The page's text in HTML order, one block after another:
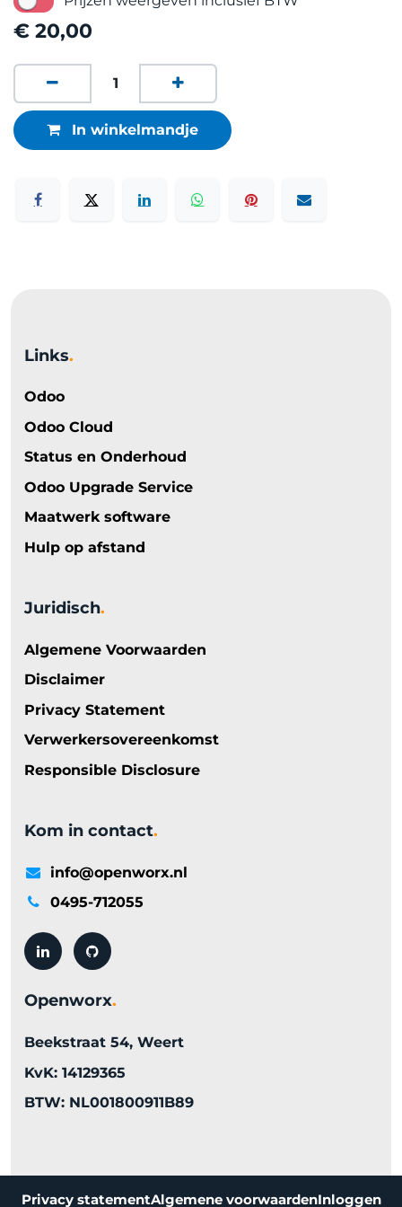
€ 20,00
In winkelmandje
Links.
Odoo
Odoo Cloud
Status en Onderhoud
Odoo Upgrade Service
Maatwerk software
Hulp op afstand
Juridisch.
Algemene Voorwaarden
Disclaimer
Privacy Statement
Verwerkersovereenkomst
Responsible Disclosure
Kom in contact.
info@openworx.nl
0495-712055
Openworx.
Beekstraat 54, Weert
KvK: 14129365
BTW: NL001800911B89
Privacy statementAlgemene voorwaardenInloggen